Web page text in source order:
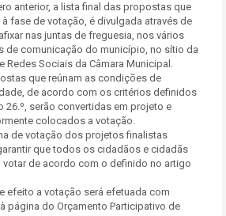
anterior, a lista final das propostas que
fase de votação, é divulgada através de
nas juntas de freguesia, nos vários
de comunicação do município, no sítio da
Redes Sociais da Câmara Municipal.
que reúnam as condições de
de acordo com os critérios definidos
26.º, serão convertidas em projeto e
colocados a votação.
de votação dos projetos finalistas
que todos os cidadãos e cidadãs
de acordo com o definido no artigo
efeito a votação será efetuada com
página do Orçamento Participativo de